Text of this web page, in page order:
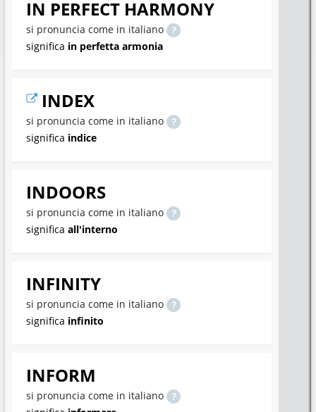
IN PERFECT HARMONY
si pronuncia come in italiano
significa in perfetta armonia
INDEX
si pronuncia come in italiano
significa indice
INDOORS
si pronuncia come in italiano
significa all'interno
INFINITY
si pronuncia come in italiano
significa infinito
INFORM
si pronuncia come in italiano